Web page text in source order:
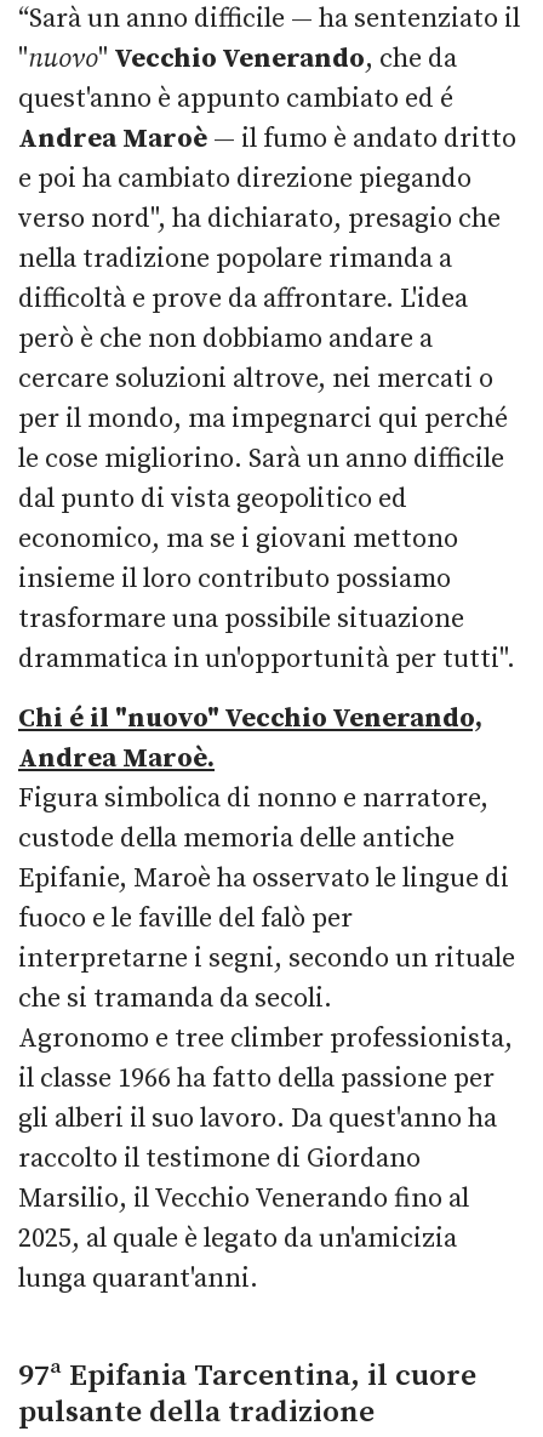
“Sarà un anno difficile — ha sentenziato il
"nuovo" Vecchio Venerando, che da
quest'anno è appunto cambiato ed é
Andrea Maroè — il fumo è andato dritto
e poi ha cambiato direzione piegando
verso nord", ha dichiarato, presagio che
nella tradizione popolare rimanda a
difficoltà e prove da affrontare. L'idea
però è che non dobbiamo andare a
cercare soluzioni altrove, nei mercati o
per il mondo, ma impegnarci qui perché
le cose migliorino. Sarà un anno difficile
dal punto di vista geopolitico ed
economico, ma se i giovani mettono
insieme il loro contributo possiamo
trasformare una possibile situazione
drammatica in un'opportunità per tutti".
Chi é il "nuovo" Vecchio Venerando,
Andrea Maroè.
Figura simbolica di nonno e narratore,
custode della memoria delle antiche
Epifanie, Maroè ha osservato le lingue di
fuoco e le faville del falò per
interpretarne i segni, secondo un rituale
che si tramanda da secoli.
Agronomo e tree climber professionista,
il classe 1966 ha fatto della passione per
gli alberi il suo lavoro. Da quest'anno ha
raccolto il testimone di Giordano
Marsilio, il Vecchio Venerando fino al
2025, al quale è legato da un'amicizia
lunga quarant'anni.
97ª Epifania Tarcentina, il cuore
pulsante della tradizione